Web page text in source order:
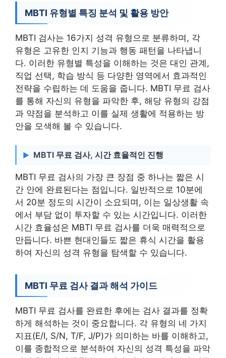
MBTI 유형별 특징 분석 및 활용 방안
MBTI 검사는 16가지 성격 유형으로 분류하며, 각
유형은 고유한 인지 기능과 행동 패턴을 나타냅니
다. 이러한 유형별 특성을 이해하는 것은 대인 관계,
직업 선택, 학습 방식 등 다양한 영역에서 효과적인
전략을 수립하는 데 도움을 줍니다. MBTI 무료 검사
를 통해 자신의 유형을 파악한 후, 해당 유형의 강점
과 약점을 분석하고 이를 실제 생활에 적용하는 방
안을 모색해 볼 수 있습니다.
MBTI 무료 검사, 시간 효율적인 진행
MBTI 무료 검사의 가장 큰 장점 중 하나는 짧은 시
간 안에 완료된다는 점입니다. 일반적으로 10분에
서 20분 정도의 시간이 소요되며, 이는 일상생활 속
에서 부담 없이 투자할 수 있는 시간입니다. 이러한
시간 효율성은 MBTI 무료 검사를 더욱 매력적으로
만듭니다. 바쁜 현대인들도 짧은 휴식 시간을 활용
하여 자신의 성격 유형을 탐색할 수 있습니다.
MBTI 무료 검사 결과 해석 가이드
MBTI 무료 검사를 완료한 후에는 검사 결과를 정확
하게 해석하는 것이 중요합니다. 각 유형의 네 가지
지표(E/I, S/N, T/F, J/P)가 의미하는 바를 이해하고,
이를 종합적으로 분석하여 자신의 성격 특성을 파악